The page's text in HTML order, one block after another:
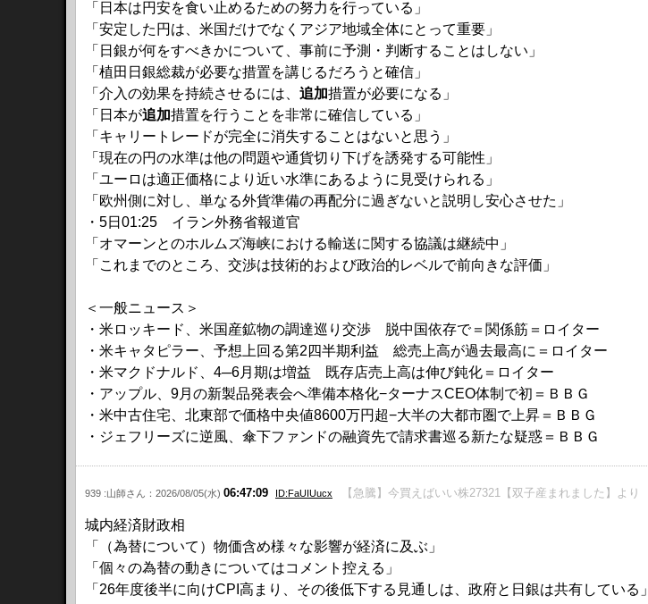
「日本は円安を食い止めるための努力を行っている」
「安定した円は、米国だけでなくアジア地域全体にとって重要」
「日銀が何をすべきかについて、事前に予測・判断することはしない」
「植田日銀総裁が必要な措置を講じるだろうと確信」
「介入の効果を持続させるには、 追加措置が必要になる」
「日本が追加措置を行うことを非常に確信している」
「キャリートレードが完全に消失することはないと思う」
「現在の円の水準は他の問題や通貨切り下げを誘発する可能性」
「ユーロは適正価格により近い水準にあるように見受けられる」
「欧州側に対し、単なる外貨準備の再配分に過ぎないと説明し安心させた」
・5日01:25 イラン外務省報道官
「オマーンとのホルムズ海峡における輸送に関する協議は継続中」
「これまでのところ、交渉は技術的および政治的レベルで前向きな評価」
＜一般ニュース＞
・米ロッキード、米国産鉱物の調達巡り交渉 脱中国依存で＝関係筋＝ロイター
・米キャタピラー、予想上回る第2四半期利益 総売上高が過去最高に＝ロイター
・米マクドナルド、4─6月期は増益 既存店売上高は伸び鈍化＝ロイター
・アップル、9月の新製品発表会へ準備本格化−ターナスCEO体制で初＝ＢＢＧ
・米中古住宅、北東部で価格中央値8600万円超−大半の大都市圏で上昇＝ＢＢＧ
・ジェフリーズに逆風、傘下ファンドの融資先で請求書巡る新たな疑惑＝ＢＢＧ
939 :山師さん：2026/08/05(水) 06:47:09 ID:FaUIUucx 【急騰】今買えばいい株27321【双子産まれました】より
城内経済財政相
「（為替について）物価含め様々な影響が経済に及ぶ」
「個々の為替の動きについてはコメント控える」
「26年度後半に向けCPI高まり、その後低下する見通しは、政府と日銀は共有している」